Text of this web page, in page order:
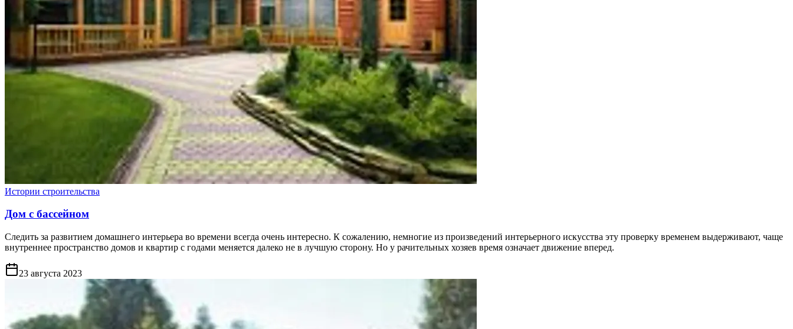
Истории строительства
Дом с бассейном
Следить за развитием домашнего интерьера во времени всегда очень интересно. К сожалению, немногие из произведений интерьерного искусства эту проверку временем выдерживают, чаще
внутреннее пространство домов и квартир с годами меняется далеко не в лучшую сторону. Но у рачительных хозяев время означает движение вперед.
23 августа 2023